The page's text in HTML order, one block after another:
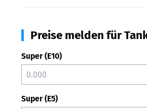
Preise melden für
Super (E10)
Super (E5)